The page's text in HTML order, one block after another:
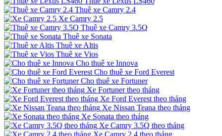
Thuê xe Camry 2.4
Xe Camry 2.5
Thuê xe Camry 3.5Q
Thuê xe Sonata
Thuê xe Altis
Thuê xe Vios
Cho thuê xe Innova
Cho thuê xe Ford Everest
Cho thuê xe Fortuner
Xe Fortuner theo tháng
Xe Ford Everest theo tháng
Xe Nissan Teana theo tháng
Xe Sonata theo tháng
Xe Camry 3.5Q theo tháng